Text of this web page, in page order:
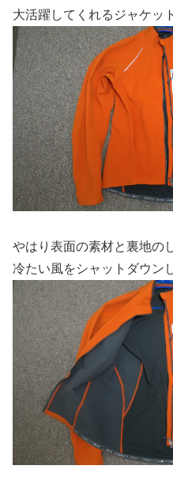
大活躍してくれるジャケッ
やはり表面の素材と裏地の
冷たい風をシャットダウン